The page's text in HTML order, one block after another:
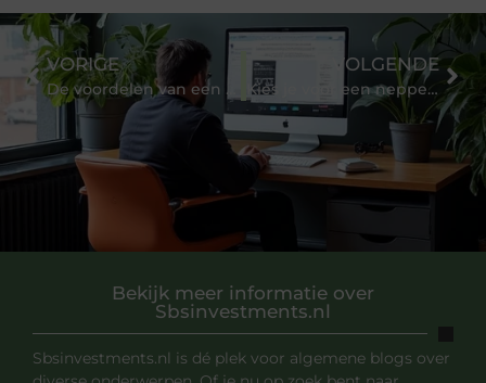
Bekijk meer informatie over
Sbsinvestments.nl
Sbsinvestments.nl is dé plek voor algemene blogs over
VORIGE
De voordelen van een speelgoedkist
VOLGENDE
Kies je voor een neppe of een echt leren portemonnee? Waar zit het verschil in?